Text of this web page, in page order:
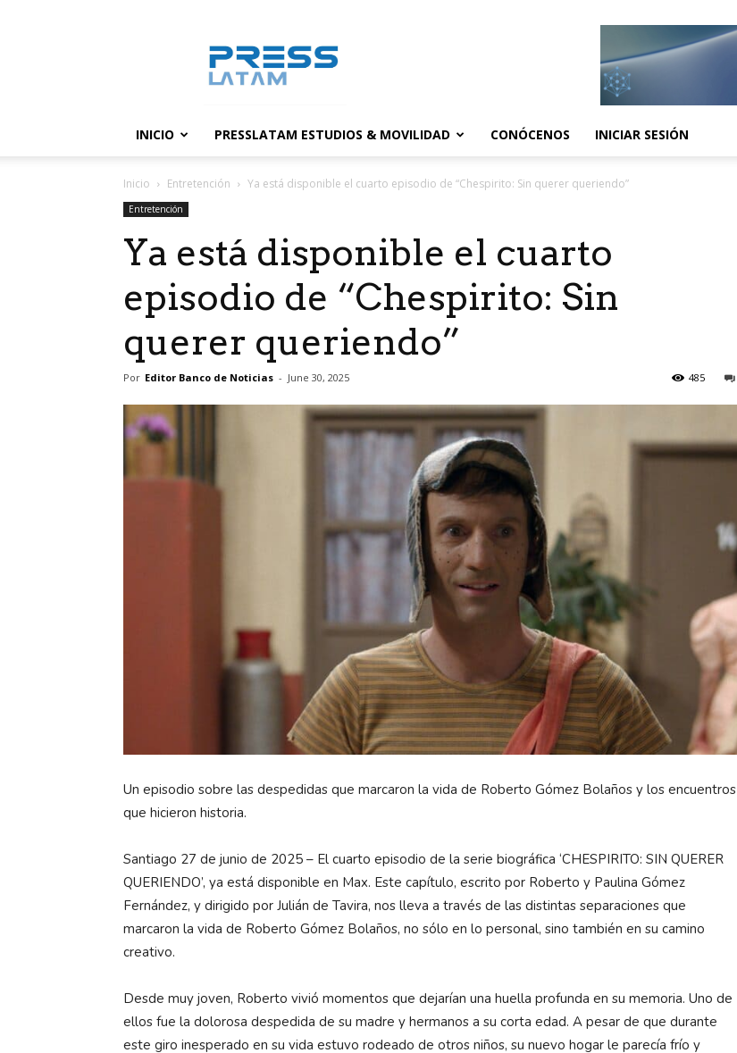
noticias
INICIO PRESSLATAM ESTUDIOS & MOVILIDAD CONÓCENOS INICIAR SESIÓN
Inicio Entretención Ya está disponible el cuarto episodio de “Chespirito: Sin querer queriendo”
Entretención
Ya está disponible el cuarto
episodio de “Chespirito: Sin
querer queriendo”
Por Editor Banco de Noticias - June 30, 2025 485
Un episodio sobre las despedidas que marcaron la vida de Roberto Gómez Bolaños y los encuentros
que hicieron historia.
Santiago 27 de junio de 2025 – El cuarto episodio de la serie biográfica ‘CHESPIRITO: SIN QUERER
QUERIENDO’, ya está disponible en Max. Este capítulo, escrito por Roberto y Paulina Gómez
Fernández, y dirigido por Julián de Tavira, nos lleva a través de las distintas separaciones que
marcaron la vida de Roberto Gómez Bolaños, no sólo en lo personal, sino también en su camino
creativo.
Desde muy joven, Roberto vivió momentos que dejarían una huella profunda en su memoria. Uno de
ellos fue la dolorosa despedida de su madre y hermanos a su corta edad. A pesar de que durante
este giro inesperado en su vida estuvo rodeado de otros niños, su nuevo hogar le parecía frío y